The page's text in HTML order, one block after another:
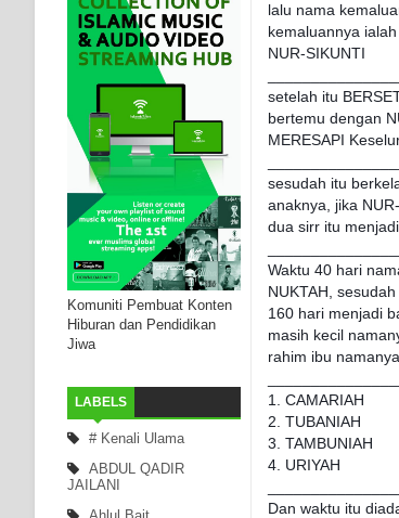
Komuniti Pembuat Konten
Hiburan dan Pendidikan
Jiwa
LABELS
# Kenali Ulama
ABDUL QADIR
JAILANI
lalu nama
kemaluannya
NUR-SIKUNTI
setelah itu
bertemu dengan
MERESAPI
sesudah itu
anaknya, jika
dua sirr itu
Waktu 40 hari
NUKTAH,
160 hari menjadi
masih kecil
rahim ibu
1. CAMARIAH
2. TUBANIAH
3. TAMBUNIAH
4. URIYAH
Dan waktu itu